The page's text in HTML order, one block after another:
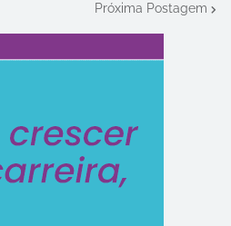
Próxima Postagem